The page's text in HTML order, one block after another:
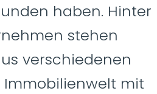
haben. Hinter
stehen
verschiedenen
Immobilienwelt mit